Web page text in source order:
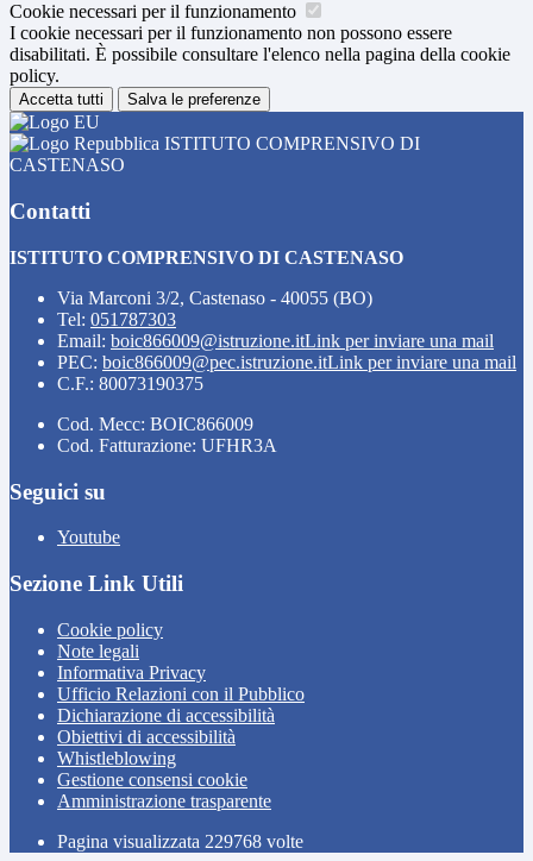
Cookie necessari per il funzionamento
I cookie necessari per il funzionamento non possono essere
disabilitati. È possibile consultare l'elenco nella pagina della cookie
policy.
Accetta tutti Salva le preferenze
ISTITUTO COMPRENSIVO DI
CASTENASO
Contatti
ISTITUTO COMPRENSIVO DI CASTENASO
Via Marconi 3/2, Castenaso - 40055 (BO)
Tel: 051787303
Email: boic866009@istruzione.itLink per inviare una mail
PEC: boic866009@pec.istruzione.itLink per inviare una mail
C.F.: 80073190375
Cod. Mecc: BOIC866009
Cod. Fatturazione: UFHR3A
Seguici su
Youtube
Sezione Link Utili
Cookie policy
Note legali
Informativa Privacy
Ufficio Relazioni con il Pubblico
Dichiarazione di accessibilità
Obiettivi di accessibilità
Whistleblowing
Gestione consensi cookie
Amministrazione trasparente
Pagina visualizzata 229768 volte